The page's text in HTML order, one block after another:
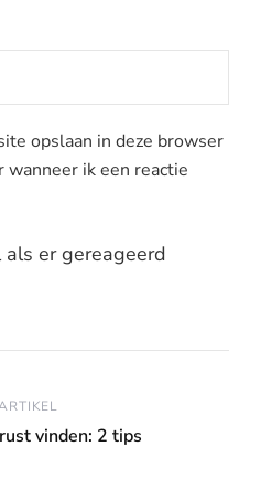
opslaan in deze browser
ik een reactie
er gereageerd
vinden: 2 tips